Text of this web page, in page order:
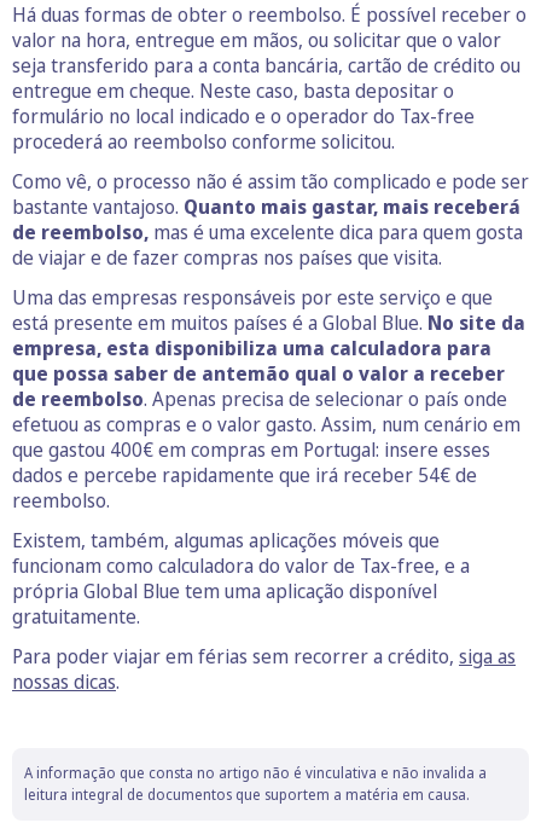
Há duas formas de obter o reembolso. É possível receber o
valor na hora, entregue em mãos, ou solicitar que o valor
seja transferido para a conta bancária, cartão de crédito ou
entregue em cheque. Neste caso, basta depositar o
formulário no local indicado e o operador do Tax-free
procederá ao reembolso conforme solicitou.
Como vê, o processo não é assim tão complicado e pode ser
bastante vantajoso. Quanto mais gastar, mais receberá
de reembolso, mas é uma excelente dica para quem gosta
de viajar e de fazer compras nos países que visita.
Uma das empresas responsáveis por este serviço e que
está presente em muitos países é a Global Blue. No site da
empresa, esta disponibiliza uma calculadora para
que possa saber de antemão qual o valor a receber
de reembolso. Apenas precisa de selecionar o país onde
efetuou as compras e o valor gasto. Assim, num cenário em
que gastou 400€ em compras em Portugal: insere esses
dados e percebe rapidamente que irá receber 54€ de
reembolso.
Existem, também, algumas aplicações móveis que
funcionam como calculadora do valor de Tax-free, e a
própria Global Blue tem uma aplicação disponível
gratuitamente.
Para poder viajar em férias sem recorrer a crédito, siga as
nossas dicas.
A informação que consta no artigo não é vinculativa e não invalida a
leitura integral de documentos que suportem a matéria em causa.